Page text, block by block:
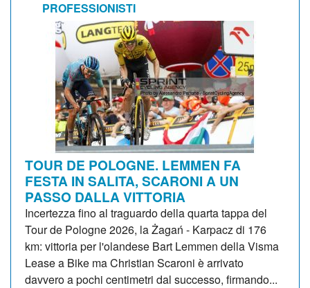
PROFESSIONISTI
TOUR DE POLOGNE. LEMMEN FA
FESTA IN SALITA, SCARONI A UN
PASSO DALLA VITTORIA
Incertezza fino al traguardo della quarta tappa del
Tour de Pologne 2026, la Żagań - Karpacz di 176
km: vittoria per l'olandese Bart Lemmen della Visma
Lease a Bike ma Christian Scaroni è arrivato
davvero a pochi centimetri dal successo, firmando...